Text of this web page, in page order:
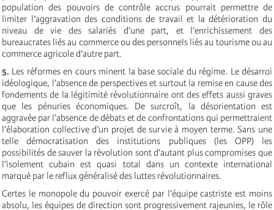
population des pouvoirs de contrôle accrus pourrait permettre de
limiter l’aggravation des conditions de travail et la détérioration du
niveau de vie des salariés d’une part, et l’enrichissement des
bureaucrates liés au commerce ou des personnels liés au tourisme ou au
commerce agricole d’autre part.
5. Les réformes en cours minent la base sociale du régime. Le désarroi
idéologique, l’absence de perspectives et surtout la remise en cause des
fondements de la légitimité révolutionnaire ont des effets aussi graves
que les pénuries économiques. De surcroît, la désorientation est
aggravée par l’absence de débats et de confrontations qui permettraient
l’élaboration collective d’un projet de survie à moyen terme. Sans une
telle démocratisation des institutions publiques (les OPP) les
possibilités de sauver la révolution sont d’autant plus compromises que
l’isolement cubain est quasi total dans un contexte international
marqué par le reflux généralisé des luttes révolutionnaires.
Certes le monopole du pouvoir exercé par l’équipe castriste est moins
absolu, les équipes de direction sont progressivement rajeunies, le rôle